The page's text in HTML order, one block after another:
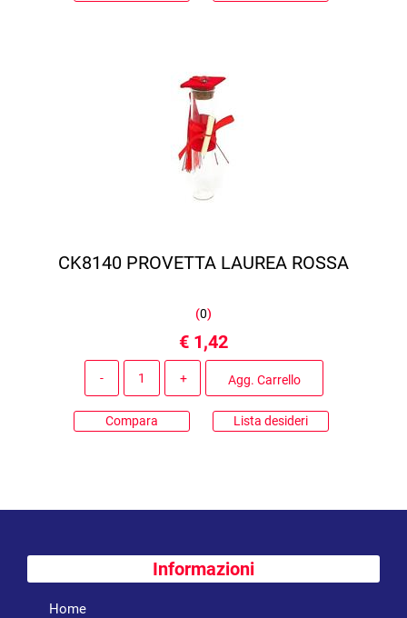
CK8140 PROVETTA LAUREA ROSSA
(0)
€ 1,42
Agg. Carrello
Compara Lista desideri
Informazioni
Home